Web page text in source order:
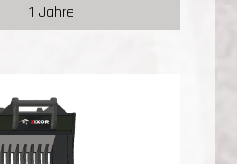
1 Jahre